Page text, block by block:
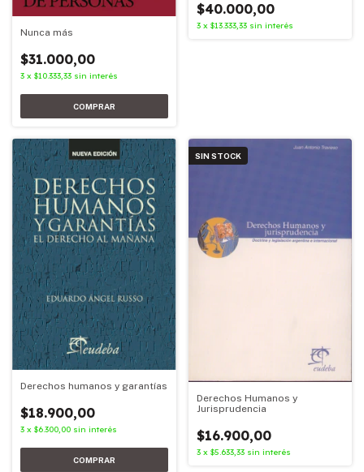
Nunca más
$31.000,00
3 x $10.333,33 sin interés
$40.000,00
3 x $13.333,33 sin interés
Derechos humanos y garantías
$18.900,00
3 x $6.300,00 sin interés
SIN STOCK
Derechos Humanos y
Jurisprudencia
$16.900,00
3 x $5.633,33 sin interés